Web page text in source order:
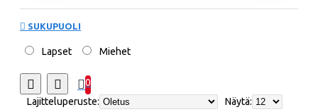
SUKUPUOLI
Lapset Miehet
0
Lajitteluperuste:
Näytä: